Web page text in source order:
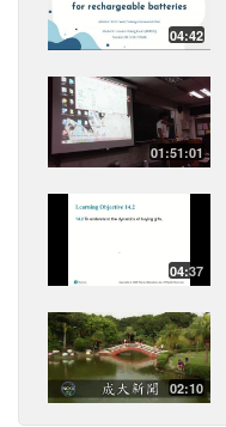
04:42
01:51:01
04:37
02:10